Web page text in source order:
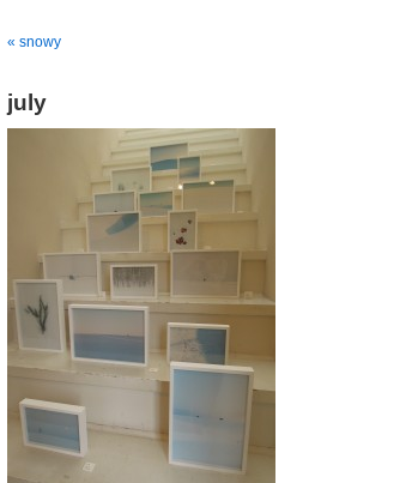
« snowy
july